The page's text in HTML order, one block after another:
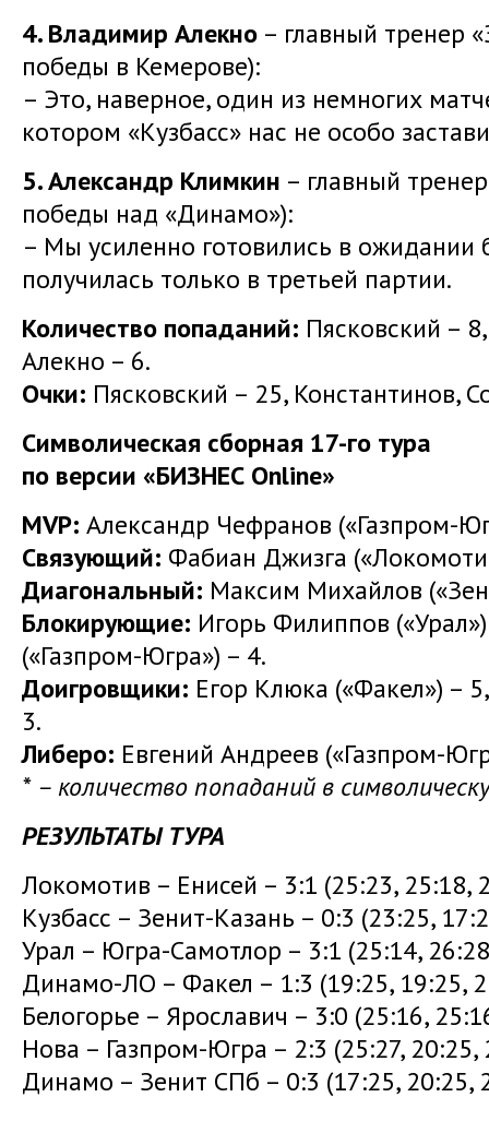
4. Владимир Алекно – главный тренер
победы в Кемерове):
– Это, наверное, один из немногих
котором «Кузбасс» нас не особо
5. Александр Климкин – главный
победы над «Динамо»):
– Мы усиленно готовились в
получилась только в третьей партии.
Количество попаданий: Пясковский –
Алекно – 6.
Очки: Пясковский – 25, Константинов,
Символическая сборная 17-го тура
по версии «БИЗНЕС Online»
MVP: Александр Чефранов («Газпром-
Связующий: Фабиан Джизга
Диагональный: Максим Михайлов
Блокирующие: Игорь Филиппов
(«Газпром-Югра») – 4.
Доигровщики: Егор Клюка («Факел») –
3.
Либеро: Евгений Андреев («Газпром-
* – количество попаданий в
РЕЗУЛЬТАТЫ ТУРА
Локомотив – Енисей – 3:1 (25:23, 25:18,
Кузбасс – Зенит-Казань – 0:3 (23:25,
Урал – Югра-Самотлор – 3:1 (25:14,
Динамо-ЛО – Факел – 1:3 (19:25, 19:25,
Белогорье – Ярославич – 3:0 (25:16,
Нова – Газпром-Югра – 2:3 (25:27, 20:25,
Динамо – Зенит СПб – 0:3 (17:25, 20:25,